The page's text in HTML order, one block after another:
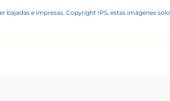
bajadas e impresas. Copyright IPS, estas imágenes sólo